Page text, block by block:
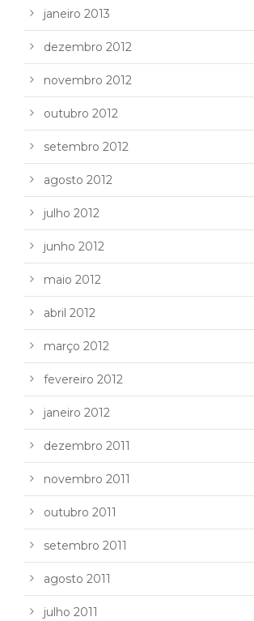
janeiro 2013
dezembro 2012
novembro 2012
outubro 2012
setembro 2012
agosto 2012
julho 2012
junho 2012
maio 2012
abril 2012
março 2012
fevereiro 2012
janeiro 2012
dezembro 2011
novembro 2011
outubro 2011
setembro 2011
agosto 2011
julho 2011